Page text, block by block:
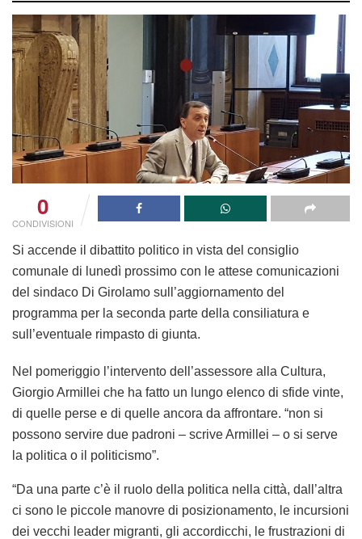
0
CONDIVISIONI
Si accende il dibattito politico in vista del consiglio
comunale di lunedì prossimo con le attese comunicazioni
del sindaco Di Girolamo sull’aggiornamento del
programma per la seconda parte della consiliatura e
sull’eventuale rimpasto di giunta.
Nel pomeriggio l’intervento dell’assessore alla Cultura,
Giorgio Armillei che ha fatto un lungo elenco di sfide vinte,
di quelle perse e di quelle ancora da affrontare. “non si
possono servire due padroni – scrive Armillei – o si serve
la politica o il politicismo”.
“Da una parte c’è il ruolo della politica nella città, dall’altra
ci sono le piccole manovre di posizionamento, le incursioni
dei vecchi leader migranti, gli accordicchi, le frustrazioni di